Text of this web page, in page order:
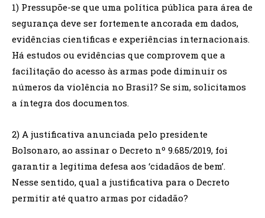
1) Pressupõe-se que uma política pública para área de
segurança deve ser fortemente ancorada em dados,
evidências cientificas e experiências internacionais.
Há estudos ou evidências que comprovem que a
facilitação do acesso às armas pode diminuir os
números da violência no Brasil? Se sim, solicitamos
a íntegra dos documentos.
2) A justificativa anunciada pelo presidente
Bolsonaro, ao assinar o Decreto nº 9.685/2019, foi
garantir a legitima defesa aos ‘cidadãos de bem’.
Nesse sentido, qual a justificativa para o Decreto
permitir até quatro armas por cidadão?